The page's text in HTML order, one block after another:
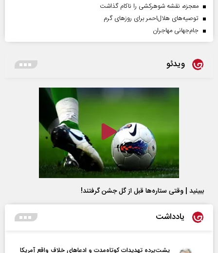
معجزه، نقشه شوهرکشی را ناکام گذاشت
توصیه‌های هلال‌احمر برای روز‌های گرم
جام‌جهانی مهاجران
ویدئو
ببینید | وقتی ستاره‌ها قبل از گل جشن گرفتند!
یادداشت
پشت‌پرده تهدیدات کوتاه‏‌مدت و ادعا‌های خلاف واقع آمریکا